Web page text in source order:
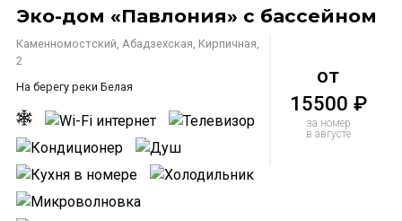
Эко-дом «Павлония» с бассейном
Каменномостский, Абадзехская, Кирпичная,
2
На берегу реки Белая
от
15500 ₽
за номер
в августе